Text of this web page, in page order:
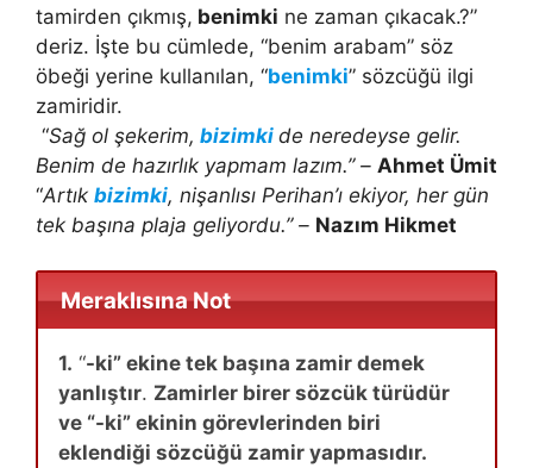
tamirden çıkmış, benimki ne zaman çıkacak.?”
deriz. İşte bu cümlede, “benim arabam” söz
öbeği yerine kullanılan, “benimki” sözcüğü ilgi
zamiridir.
“Sağ ol şekerim, bizimki de neredeyse gelir.
Benim de hazırlık yapmam lazım.” – Ahmet Ümit
“Artık bizimki, nişanlısı Perihan’ı ekiyor, her gün
tek başına plaja geliyordu.” – Nazım Hikmet
Meraklısına Not
1. “-ki” ekine tek başına zamir demek
yanlıştır. Zamirler birer sözcük türüdür
ve “-ki” ekinin görevlerinden biri
eklendiği sözcüğü zamir yapmasıdır.